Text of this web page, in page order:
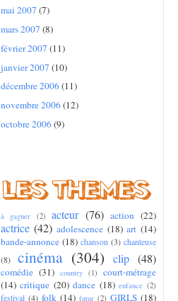
mai 2007 (7)
mars 2007 (8)
février 2007 (11)
janvier 2007 (10)
décembre 2006(11)
novembre 2006(12)
octobre 2006(9)
à gagner (2) acteur (76) action (22)
actrice (42) adolescence (18) art (14)
bande-annonce (18) chanson (3) chanteuse
(8)
cinéma (304) clip (48)
comédie (31) country (1)
court-métrage
(14) critique (20) dance (18) enfance (2)
festival (4) folk (14) futur (2) GIRLS (18)